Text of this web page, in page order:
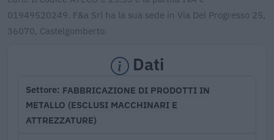
01949520249. F&a Srl ha la sua sede in Via Del Progresso 25,
36070, Castelgomberto.
Dati
Settore FABBRICAZIONE DI PRODOTTI IN
METALLO (ESCLUSI MACCHINARI E
ATTREZZATURE)